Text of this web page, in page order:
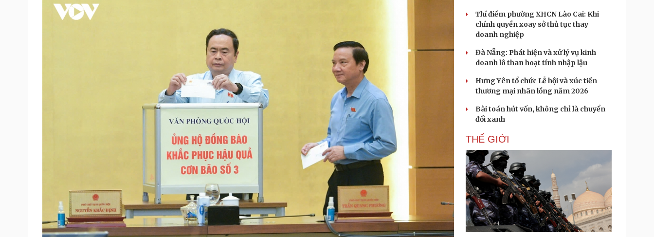
Sức khỏe
Văn học
Thời trang
Sao Việt
check-in
Podcast
Câu chuyện thời sự
Cửa sổ tình yêu
Kể chuyện cho bé
Thí điểm phường XHCN Lào Cai: Khi
chính quyền xoay sở thủ tục thay
doanh nghiệp
Đà Nẵng: Phát hiện và xử lý vụ kinh
doanh lô than hoạt tính nhập lậu
Hưng Yên tổ chức Lễ hội và xúc tiến
thương mại nhãn lồng năm 2026
Bài toán hút vốn, không chỉ là chuyển
đổi xanh
THẾ GIỚI